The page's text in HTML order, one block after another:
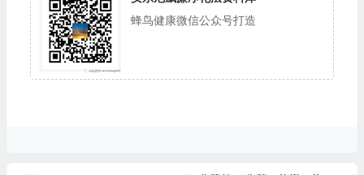
蜂鸟健康微信公众号打造